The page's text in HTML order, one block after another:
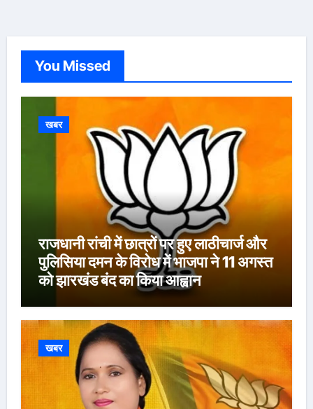
You Missed
खबर
राजधानी रांची में छात्रों पर हुए लाठीचार्ज और
पुलिसिया दमन के विरोध में भाजपा ने 11 अगस्त
को झारखंड बंद का किया आह्वान
खबर